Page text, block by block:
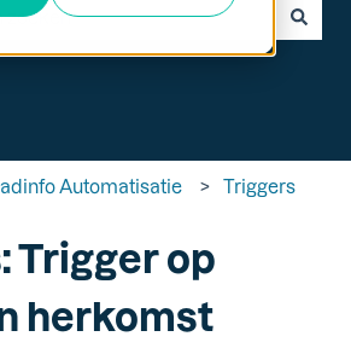
want het zoekveld is leeg.
Automatisatie Triggers
Trigger op
herkomst